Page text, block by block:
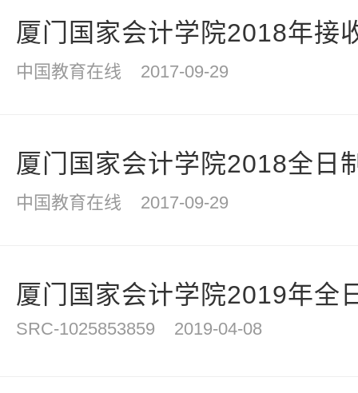
厦门国家会计学院2018年接
中国教育在线 2017-09-29
厦门国家会计学院2018全日
中国教育在线 2017-09-29
厦门国家会计学院2019年全
SRC-1025853859 2019-04-08